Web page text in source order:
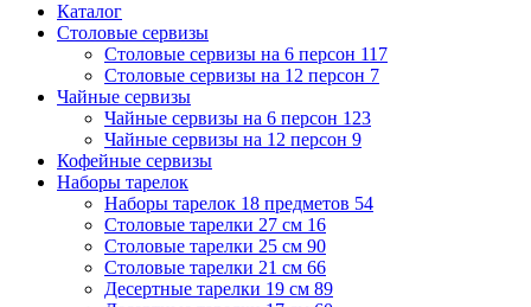
Каталог
Столовые сервизы
Столовые сервизы на 6 персон 117
Столовые сервизы на 12 персон 7
Чайные сервизы
Чайные сервизы на 6 персон 123
Чайные сервизы на 12 персон 9
Кофейные сервизы
Наборы тарелок
Наборы тарелок 18 предметов 54
Столовые тарелки 27 см 16
Столовые тарелки 25 см 90
Столовые тарелки 21 см 66
Десертные тарелки 19 см 89